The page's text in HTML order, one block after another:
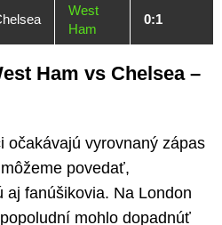
West
Ham
0:1
Ham vs Chelsea –
očakávajú vyrovnaný zápas
povedať,
aj fanúšikovia. Na London
mohlo dopadnúť